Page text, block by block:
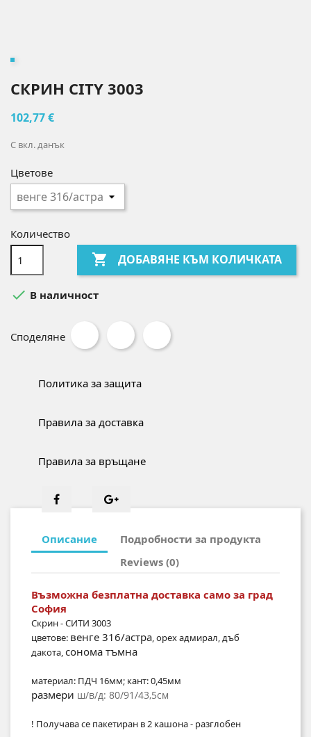
СКРИН CITY 3003
102,77 €
С вкл. данък
Цветове
Количество
 ДОБАВЯНЕ КЪМ КОЛИЧКАТА
 В наличност
Споделяне
Политика за защита
Правила за доставка
Правила за връщане
Описание
Подробности за продукта
Reviews (0)
Възможна безплатна доставка само за град
София
Скрин - СИТИ 3003
цветове: венге 316/астра, орех адмирал, дъб
дакота,сонома тъмна
материал: ПДЧ 16мм; кант: 0,45мм
размери ш/в/д: 80/91/43,5см
! Получава се пакетиран в 2 кашонa - разглобен